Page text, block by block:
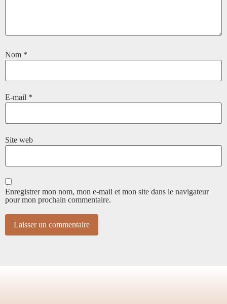
Nom *
E-mail *
Site web
Enregistrer mon nom, mon e-mail et mon site dans le navigateur
pour mon prochain commentaire.